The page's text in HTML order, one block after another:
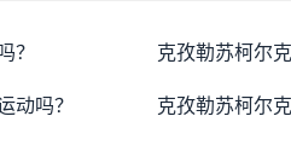
？ 克孜勒苏柯尔
动吗？ 克孜勒苏柯尔